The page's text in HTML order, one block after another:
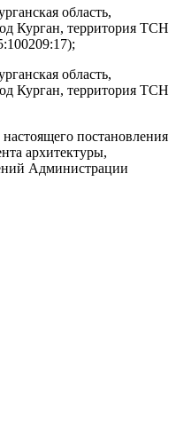
область,
Курган, территория ТСН
область,
Курган, территория ТСН
постановления
архитектуры,
Администрации